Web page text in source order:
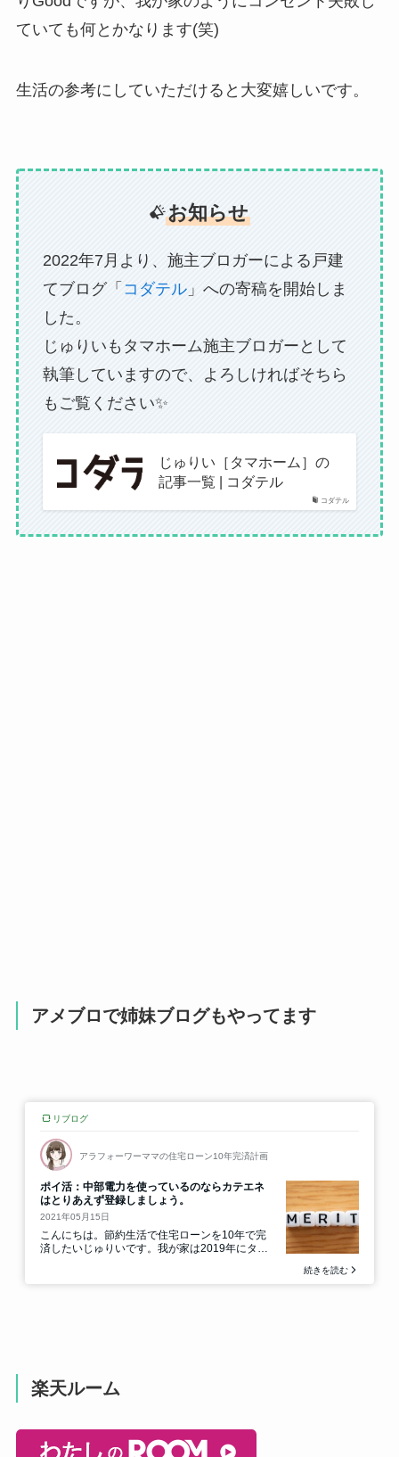
ていても何とかなります(笑)
生活の参考にしていただけると大変嬉しいです。
お知らせ
2022年7月より、施主ブロガーによる戸建
てブログ「 コダテル」への寄稿を開始しま
した。
じゅりいもタマホーム施主ブロガーとして
執筆していますので、よろしければそちら
もご覧ください✨
コダテル
じゅりい［タマホーム］の
記事一覧 | コダテル
アメブロで姉妹ブログもやってます
楽天ルーム